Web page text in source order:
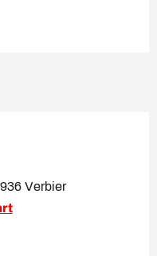
Verbier